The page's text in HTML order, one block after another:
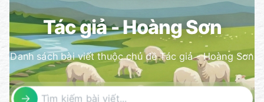
Tác giả - Hoàng Sơn
Danh sách bài viết thuộc chủ đề Tác giả - Hoàng Sơn